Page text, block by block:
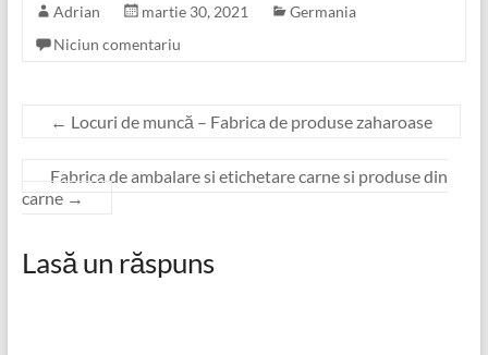
Adrian martie 30, 2021
Germania
Niciun comentariu
← Locuri de muncă – Fabrica de produse zaharoase
Fabrica de ambalare si etichetare carne si produse din
carne →
Lasă un răspuns